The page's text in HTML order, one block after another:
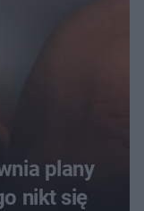
plany
nikt się